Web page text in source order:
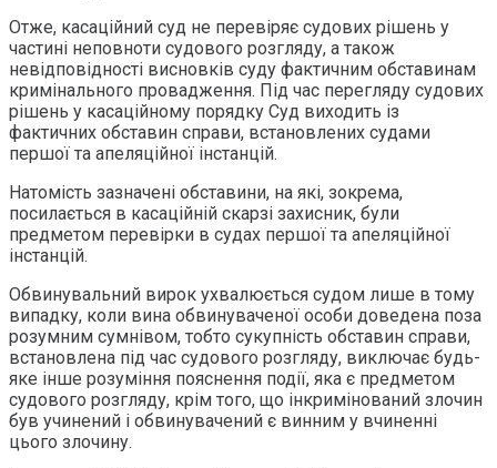
Отже, касаційний суд не перевіряє судових рішень у
частині неповноти судового розгляду, а також
невідповідності висновків суду фактичним обставинам
кримінального провадження. Під час перегляду судових
рішень у касаційному порядку Суд виходить із
фактичних обставин справи, встановлених судами
першої та апеляційної інстанцій.
Натомість зазначені обставини, на які, зокрема,
посилається в касаційній скарзі захисник, були
предметом перевірки в судах першої та апеляційної
інстанцій.
Обвинувальний вирок ухвалюється судом лише в тому
випадку, коли вина обвинуваченої особи доведена поза
розумним сумнівом, тобто сукупність обставин справи,
встановлена під час судового розгляду, виключає будь-
яке інше розуміння пояснення події, яка є предметом
судового розгляду, крім того, що інкримінований злочин
був учинений і обвинувачений є винним у вчиненні
цього злочину.